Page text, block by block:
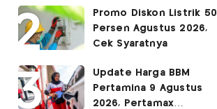
Promo Diskon Listrik 50
Persen Agustus 2026,
Cek Syaratnya
Update Harga BBM
Pertamina 9 Agustus
2026, Pertamax